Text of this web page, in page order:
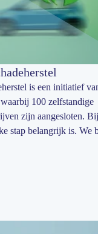
is een initiatief
100 zelfstandige
zijn aangesloten.
stap belangrijk is. We